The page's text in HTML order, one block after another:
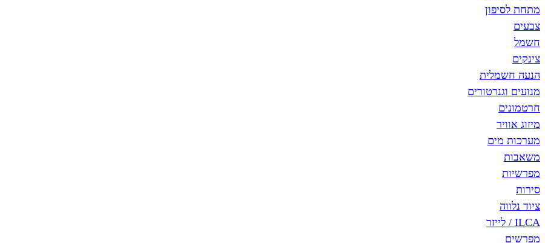
מתחת לסיפון
צבעים
חשמל
צינקים
הנעה חשמלית
מנועים וגנרטורים
חרטמונים
מיזוג אוויר
מערכות מים
משאבות
מפרשיות
סירות
ציוד נלווה
ILCA / לייזר
מפרשים